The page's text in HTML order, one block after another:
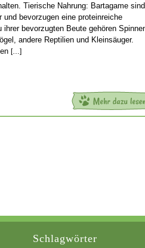
Tierische Nahrung: Bartagame sind
und bevorzugen eine proteinreiche
ihrer bevorzugten Beute gehören
andere Reptilien und Kleinsäuger.
[…]
Schlagwörter